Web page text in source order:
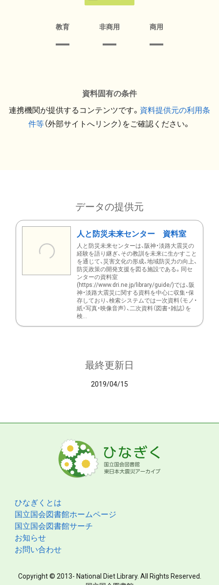
教育 非商用 商用
資料固有の条件
連携機関が提供するコンテンツです。 資料提供元の利用条
件等（外部サイトへリンク）をご確認ください。
データの提供元
人と防災未来センター 資料室
人と防災未来センターは、阪神・淡路大震災の
経験を語り継ぎ、その教訓を未来に生かすこと
を通じて、災害文化の形成、地域防災力の向上、
防災政策の開発支援を図る施設である。同セ
ンターの資料室
(https://www.dri.ne.jp/library/guide/)では、阪
神・淡路大震災に関する資料を中心に収集・保
存しており、検索システムでは一次資料（モノ・
紙・写真・映像音声）、二次資料（図書・雑誌）を
検...
最終更新日
2019/04/15
ひなぎくとは
国立国会図書館ホームページ
国立国会図書館サーチ
お知らせ
お問い合わせ
Copyright © 2013- National Diet Library. All Rights Reserved.